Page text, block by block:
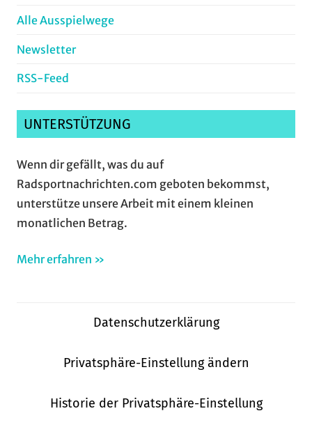
Alle Ausspielwege
Newsletter
RSS-Feed
UNTERSTÜTZUNG
Wenn dir gefällt, was du auf
Radsportnachrichten.com geboten bekommst,
unterstütze unsere Arbeit mit einem kleinen
monatlichen Betrag.
Mehr erfahren »
Datenschutzerklärung
Privatsphäre-Einstellung ändern
Historie der Privatsphäre-Einstellung